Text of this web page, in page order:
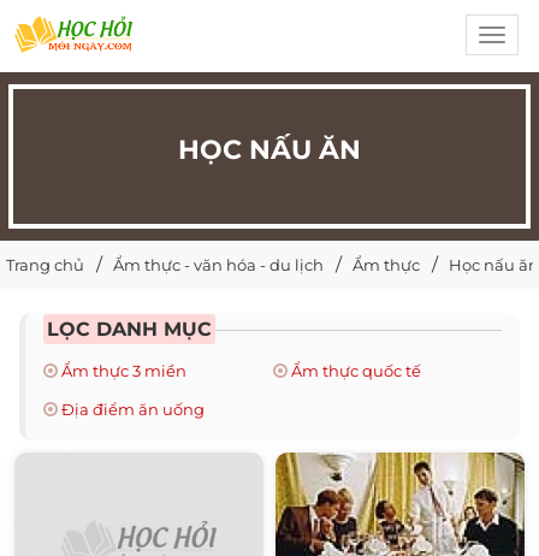
HỌC NẤU ĂN
Trang chủ Ẩm thực - văn hóa - du lịch Ẩm thực Học nấu ăn
LỌC DANH MỤC
Ẩm thực 3 miền
Ẩm thực quốc tế
Địa điểm ăn uống